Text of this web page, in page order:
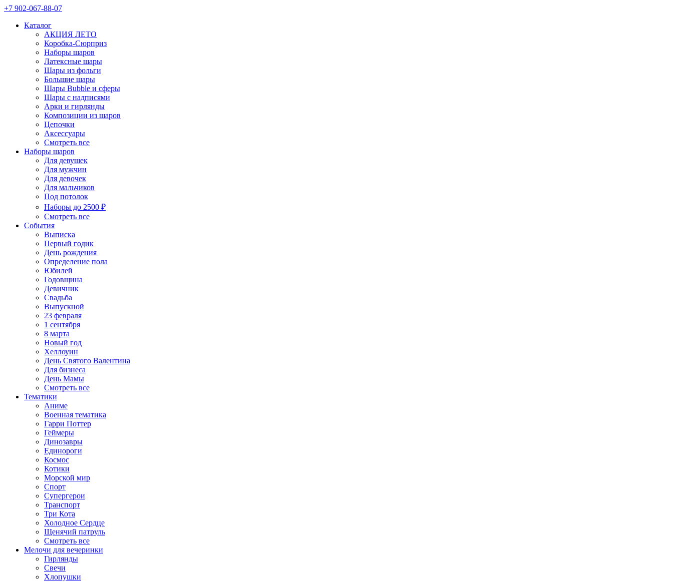
+7 902-067-88-07
Каталог
АКЦИЯ ЛЕТО
Коробка-Сюрприз
Наборы шаров
Латексные шары
Шары из фольги
Большие шары
Шары Bubble и сферы
Шары с надписями
Арки и гирлянды
Композиции из шаров
Цепочки
Аксессуары
Смотреть все
Наборы шаров
Для девушек
Для мужчин
Для девочек
Для мальчиков
Под потолок
Наборы до 2500 ₽
Смотреть все
События
Выписка
Первый годик
День рождения
Определение пола
Юбилей
Годовщина
Девичник
Свадьба
Выпускной
23 февраля
1 сентября
8 марта
Новый год
Хеллоуин
День Святого Валентина
Для бизнеса
День Мамы
Смотреть все
Тематики
Аниме
Военная тематика
Гарри Поттер
Геймеры
Динозавры
Единороги
Космос
Котики
Морской мир
Спорт
Супергерои
Транспорт
Три Кота
Холодное Сердце
Щенячий патруль
Смотреть все
Мелочи для вечеринки
Гирлянды
Свечи
Хлопушки